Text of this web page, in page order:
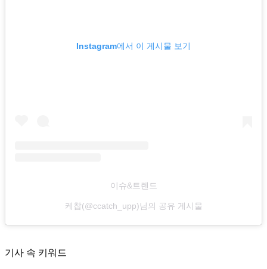
Instagram에서 이 게시물 보기
이슈&트렌드
케찹(@ccatch_upp)님의 공유 게시물
기사 속 키워드